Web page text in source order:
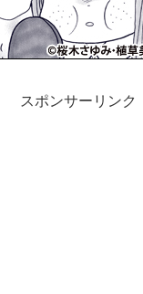
スポンサーリンク